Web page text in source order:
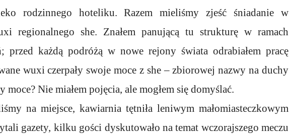
rodzinnego hoteliku. Razem mieliśmy zjeść śniadanie w
regionalnego she. Znałem panującą tu strukturę w ramach
przed każdą podróżą w nowe rejony świata odrabiałem pracę
wuxi czerpały swoje moce z she – zbiorowej nazwy na duchy
Nie miałem pojęcia, ale mogłem się domyślać.
na miejsce, kawiarnia tętniła leniwym małomiasteczkowym
gazety, kilku gości dyskutowało na temat wczorajszego meczu